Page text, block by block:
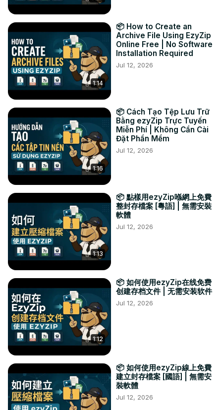
TWITTER: https://twitter.com/ezyZip
FACEBOOK: https://www.facebook.com/ezyzip/
1:14
📦 How to Create an
Archive File Using EzyZip
Online Free | No Software
Installation Required
Jul 12, 2026
1:16
📦 Cách Tạo Tệp Lưu Trữ
Bằng ezyZip Trực Tuyến
Miễn Phí | Không Cần Cài
Đặt Phần Mềm
Jul 12, 2026
1:13
📦 點樣用ezyZip喺網上免費
整封存檔案 [粵語] | 無需安裝
軟體
Jul 12, 2026
1:12
📦 如何使用ezyZip在线免费
创建存档文件 | 无需安装软件
Jul 12, 2026
📦 如何使用ezyZip線上免費
建立封存檔案 [國語] | 無需安
裝軟體
Jul 12, 2026